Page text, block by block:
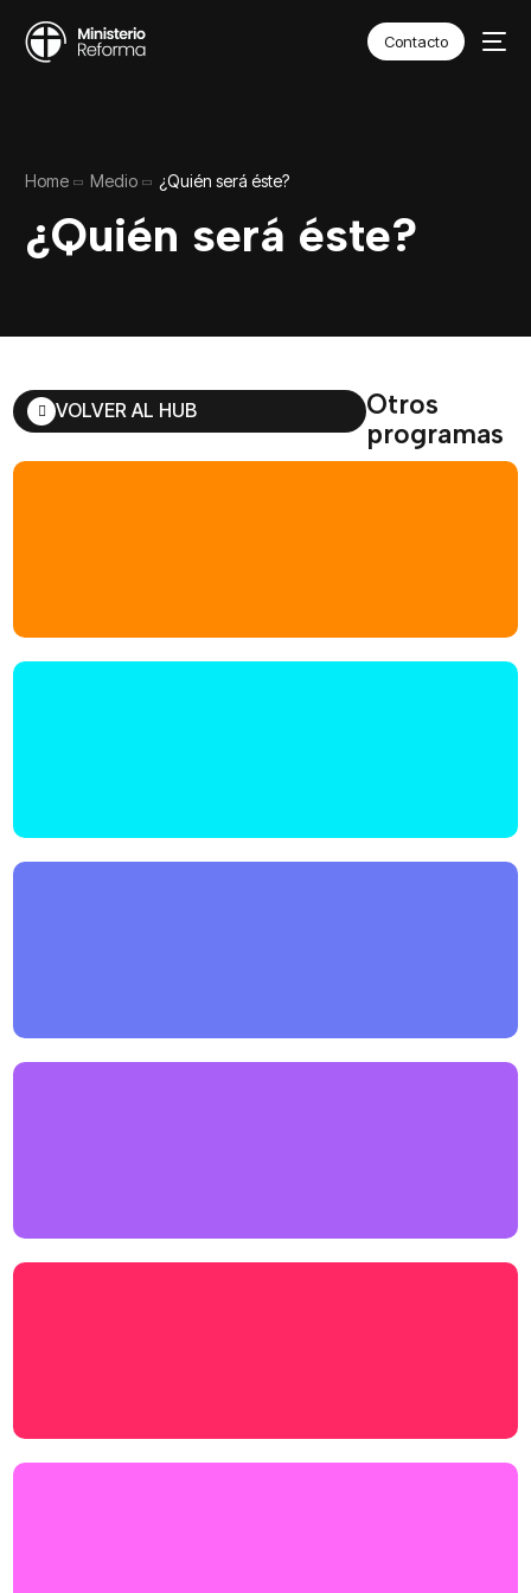
Contacto
Home Medio ¿Quién será éste?
¿Quién será éste?
Otros
programas
VOLVER AL HUB